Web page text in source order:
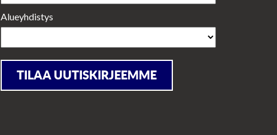
Alueyhdistys
TILAA UUTISKIRJEEMME